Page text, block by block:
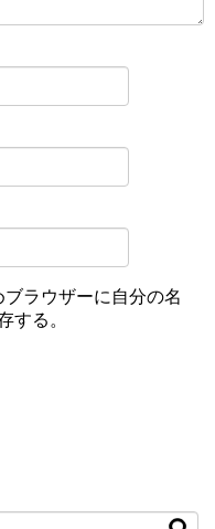
ラウザーに自分の名
する。